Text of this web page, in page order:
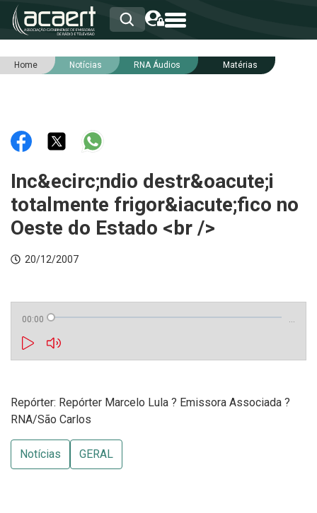
HOME
RNA
NOTÍCIAS
INTEGRIDADE
Home Notícias RNA Áudios Matérias
Inc&ecirc;ndio destr&oacute;i
totalmente frigor&iacute;fico no
Oeste do Estado <br />
20/12/2007
00:00 …
Repórter: Repórter Marcelo Lula ? Emissora Associada ?
RNA/São Carlos
Notícias GERAL